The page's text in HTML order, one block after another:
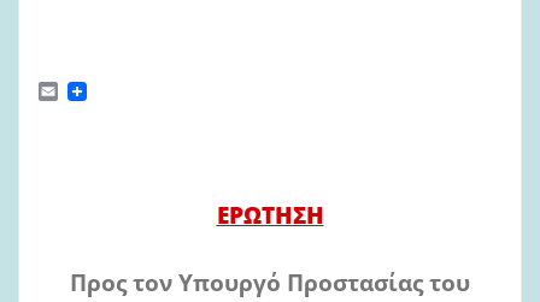
E
m
ΕΡΩΤΗΣΗ
Προςτον Υπουργό Προστασίας του